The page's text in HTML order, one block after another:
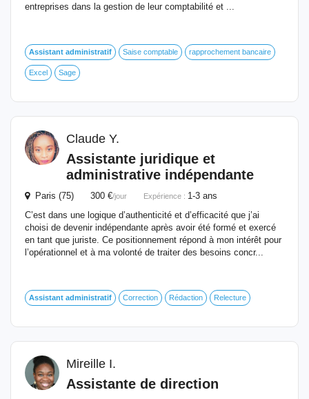
entreprises dans la gestion de leur comptabilité et ...
Assistant administratif Saise comptable rapprochement bancaire
Excel Sage
Claude Y.
Assistante juridique et
administrative indépendante
Paris (75) 300 €/jour Expérience : 1-3 ans
C’est dans une logique d’authenticité et d’efficacité que j’ai
choisi de devenir indépendante après avoir été formé et exercé
en tant que juriste. Ce positionnement répond à mon intérêt pour
l’opérationnel et à ma volonté de traiter des besoins concr...
Assistant administratif Correction Rédaction Relecture
Mireille I.
Assistante de direction